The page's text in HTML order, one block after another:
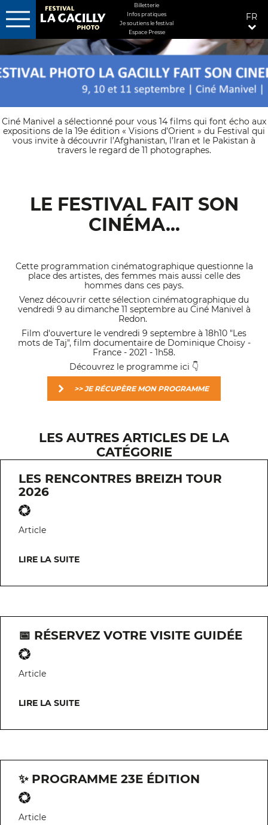
Aller
principal
MENU
FIXÉ
DROITE
Billetterie
Infos pratiques
Je soutiens le festival
Espace Presse
FR
Ciné Manivel a sélectionné pour vous 14 films qui font écho aux
expositions de la 19e édition « Visions d’Orient » du Festival qui
vous invite à découvrir l’Afghanistan, l’Iran et le Pakistan à
travers le regard de 11 photographes.
LE FESTIVAL FAIT SON
CINÉMA...
Cette programmation cinématographique questionne la
place des artistes, des femmes mais aussi celle des
hommes dans ces pays.
Venez découvrir cette sélection cinématographique du
vendredi 9 au dimanche 11 septembre au Ciné Manivel à
Redon.
Film d'ouverture le vendredi 9 septembre à 18h10 "Les
mots de Taj", film documentaire de Dominique Choisy -
France - 2021 - 1h58.
Découvrez le programme ici 👇
>> JE RÉCUPÈRE MON PROGRAMME
LES AUTRES ARTICLES DE LA
CATÉGORIE
LES RENCONTRES BREIZH TOUR
2026
Article
LIRE LA SUITE
📅 RÉSERVEZ VOTRE VISITE GUIDÉE
Article
LIRE LA SUITE
✨ PROGRAMME 23E ÉDITION
Article